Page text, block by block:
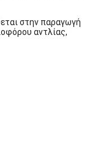
στην παραγωγή
αντλίας,